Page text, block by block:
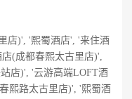
店)', '熙蜀酒店', '来住酒
(成都春熙太古里店)',
店)', '云游高端LOFT酒
熙路太古里店)', '熙蜀酒